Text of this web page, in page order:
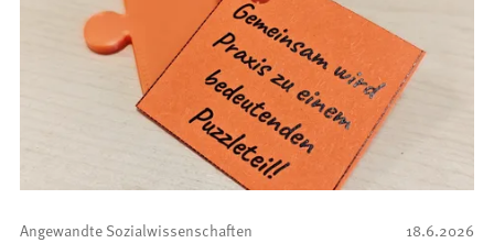
18.6.2026
Angewandte Sozialwissenschaften